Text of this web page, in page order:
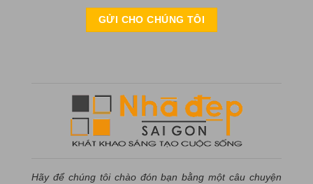
Hãy để chúng tôi chào đón bạn bằng một câu chuyện